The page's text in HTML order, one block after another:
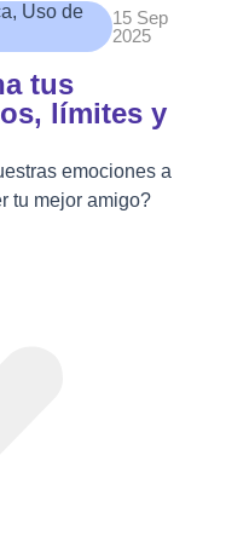
, Uso de
15 Sep
2025
tus
límites y
emociones a
tu mejor amigo?